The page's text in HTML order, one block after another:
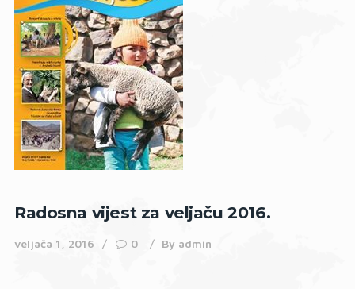
Radosna vijest za veljaču 2016.
veljača 1, 2016 0 By admin